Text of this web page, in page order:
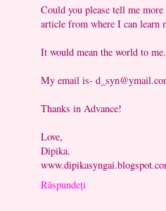
Could you please tell me
article from where I can learn
It would mean the world to
My email is-
Thanks in Advance!
Love,
Dipika.
Răspundeți